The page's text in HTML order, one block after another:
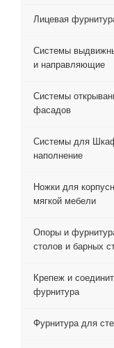
Лицевая
Системы
и направляющие
Системы
фасадов
Системы для
наполнение
Ножки для
мягкой мебели
Опоры и
столов и барных
Крепеж и
фурнитура
Фурнитура для